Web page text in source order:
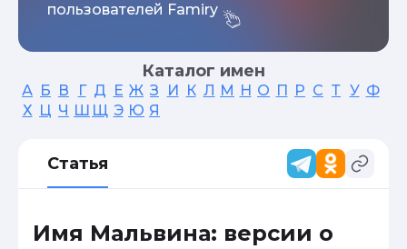
пользователей Famiry
Каталог имен
А Б В Г Д Е Ж З И К Л М Н О П Р С Т У Ф
Х Ц Ч Ш Щ Э Ю Я
Статья
Имя Мальвина: версии о